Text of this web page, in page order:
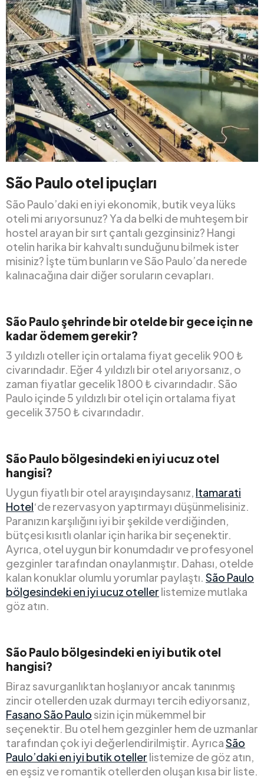
São Paulo otel ipuçları
São Paulo’daki en iyi ekonomik, butik veya lüks
oteli mi arıyorsunuz? Ya da belki de muhteşem bir
hostel arayan bir sırt çantalı gezginsiniz? Hangi
otelin harika bir kahvaltı sunduğunu bilmek ister
misiniz? İşte tüm bunların ve São Paulo’da nerede
kalınacağına dair diğer soruların cevapları.
São Paulo şehrinde bir otelde bir gece için ne
kadar ödemem gerekir?
3 yıldızlı oteller için ortalama fiyat gecelik 900 ₺
civarındadır. Eğer 4 yıldızlı bir otel arıyorsanız, o
zaman fiyatlar gecelik 1800 ₺ civarındadır. São
Paulo içinde 5 yıldızlı bir otel için ortalama fiyat
gecelik 3750 ₺ civarındadır.
São Paulo bölgesindeki en iyi ucuz otel
hangisi?
Uygun fiyatlı bir otel arayışındaysanız, Itamarati
Hotel‘de rezervasyon yaptırmayı düşünmelisiniz.
Paranızın karşılığını iyi bir şekilde verdiğinden,
bütçesi kısıtlı olanlar için harika bir seçenektir.
Ayrıca, otel uygun bir konumdadır ve profesyonel
gezginler tarafından onaylanmıştır. Dahası, otelde
kalan konuklar olumlu yorumlar paylaştı. São Paulo
bölgesindeki en iyi ucuz oteller listemize mutlaka
göz atın.
São Paulo bölgesindeki en iyi butik otel
hangisi?
Biraz savurganlıktan hoşlanıyor ancak tanınmış
zincir otellerden uzak durmayı tercih ediyorsanız,
Fasano São Paulosizin için mükemmel bir
seçenektir. Bu otel hem gezginler hem de uzmanlar
tarafından çok iyi değerlendirilmiştir. AyrıcaSão
Paulo’daki en iyi butik oteller listemize de göz atın,
en eşsiz ve romantik otellerden oluşan kısa bir liste.